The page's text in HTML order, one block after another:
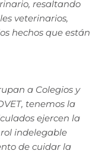
resaltando
veterinarios,
hechos que están
a Colegios y
tenemos la
ejercen la
indelegable
de cuidar la